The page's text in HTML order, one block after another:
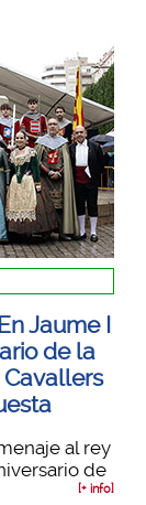
Jaume I
de la
al rey
de
[+ info]